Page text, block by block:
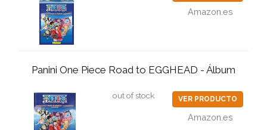
Amazon.es
Panini One Piece Road to EGGHEAD - Álbum
out of stock VER PRODUCTO
Amazon.es